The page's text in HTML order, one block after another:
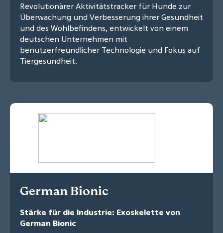
Revolutionärer Aktivitätstracker für Hunde zur
Überwachung und Verbesserung ihrer Gesundheit
und des Wohlbefindens, entwickelt von einem
deutschen Unternehmen mit
benutzerfreundlicher Technologie und Fokus auf
Tiergesundheit.
German Bionic
Stärke für die Industrie: Exoskelette von
German Bionic